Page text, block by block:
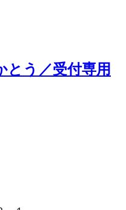
とう／受付専用